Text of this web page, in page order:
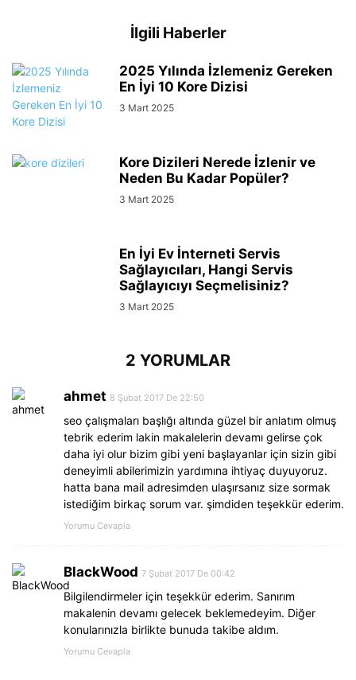
İlgili Haberler
2025 Yılında İzlemeniz Gereken
En İyi 10 Kore Dizisi
3 Mart 2025
Kore Dizileri Nerede İzlenir ve
Neden Bu Kadar Popüler?
3 Mart 2025
En İyi Ev İnterneti Servis
Sağlayıcıları, Hangi Servis
Sağlayıcıyı Seçmelisiniz?
3 Mart 2025
2 YORUMLAR
ahmet 8 Şubat 2017 De 22:50
seo çalışmaları başlığı altında güzel bir anlatım olmuş
tebrik ederim lakin makalelerin devamı gelirse çok
daha iyi olur bizim gibi yeni başlayanlar için sizin gibi
deneyimli abilerimizin yardımına ihtiyaç duyuyoruz.
hatta bana mail adresimden ulaşırsanız size sormak
istediğim birkaç sorum var. şimdiden teşekkür ederim.
Yorumu Cevapla
BlackWood 7 Şubat 2017 De 00:42
Bilgilendirmeler için teşekkür ederim. Sanırım
makalenin devamı gelecek beklemedeyim. Diğer
konularınızla birlikte bunuda takibe aldım.
Yorumu Cevapla